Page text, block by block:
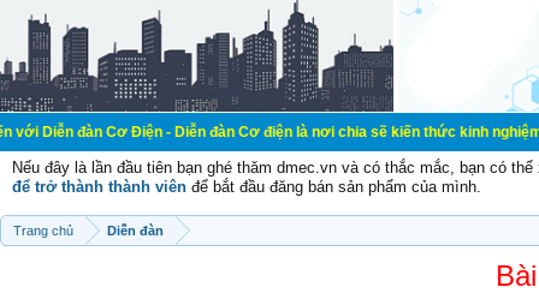
Cơ Điện - Diễn đàn Cơ điện là nơi chia sẽ kiến thức kinh nghiệm trong
Nếu đây là lần đầu tiên bạn ghé thăm dmec.vn và có thắc mắc, bạn có
để trở thành thành viên để bắt đầu đăng bán sản phẩm của mình.
Trang chủ Diễn đàn